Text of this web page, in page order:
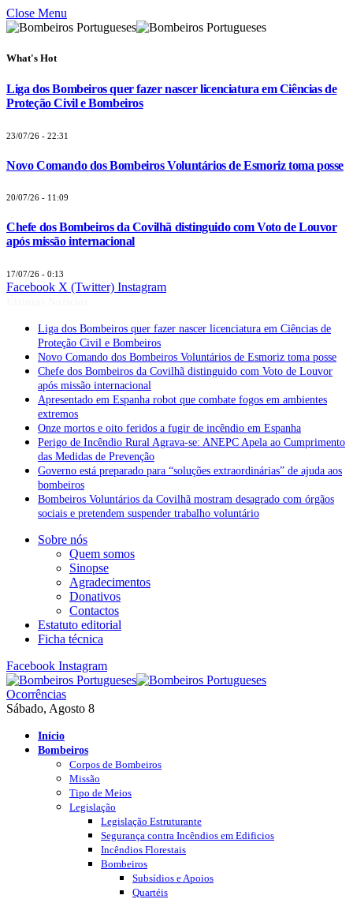
Close Menu
What's Hot
Liga dos Bombeiros quer fazer nascer licenciatura em Ciências de
Proteção Civil e Bombeiros
23/07/26 - 22:31
Novo Comando dos Bombeiros Voluntários de Esmoriz toma posse
20/07/26 - 11:09
Chefe dos Bombeiros da Covilhã distinguido com Voto de Louvor
após missão internacional
17/07/26 - 0:13
Facebook X (Twitter) Instagram
Liga dos Bombeiros quer fazer nascer licenciatura em Ciências de
Proteção Civil e Bombeiros
Novo Comando dos Bombeiros Voluntários de Esmoriz toma posse
Chefe dos Bombeiros da Covilhã distinguido com Voto de Louvor
após missão internacional
Apresentado em Espanha robot que combate fogos em ambientes
extremos
Onze mortos e oito feridos a fugir de incêndio em Espanha
Perigo de Incêndio Rural Agrava-se: ANEPC Apela ao Cumprimento
das Medidas de Prevenção
Governo está preparado para “soluções extraordinárias” de ajuda aos
bombeiros
Bombeiros Voluntários da Covilhã mostram desagrado com órgãos
sociais e pretendem suspender trabalho voluntário
Sobre nós
Quem somos
Sinopse
Agradecimentos
Donativos
Contactos
Estatuto editorial
Ficha técnica
Facebook Instagram
Ocorrências
Sábado, Agosto 8
Início
Bombeiros
Corpos de Bombeiros
Missão
Tipo de Meios
Legislação
Legislação Estruturante
Segurança contra Incêndios em Edificios
Incêndios Florestais
Bombeiros
Subsídios e Apoios
Quartéis